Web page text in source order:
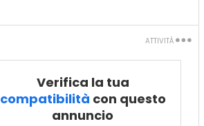
ATTIVITÀ
Stampa
Dillo a un
amico
Verifica la tua
compatibilità con questo
annuncio